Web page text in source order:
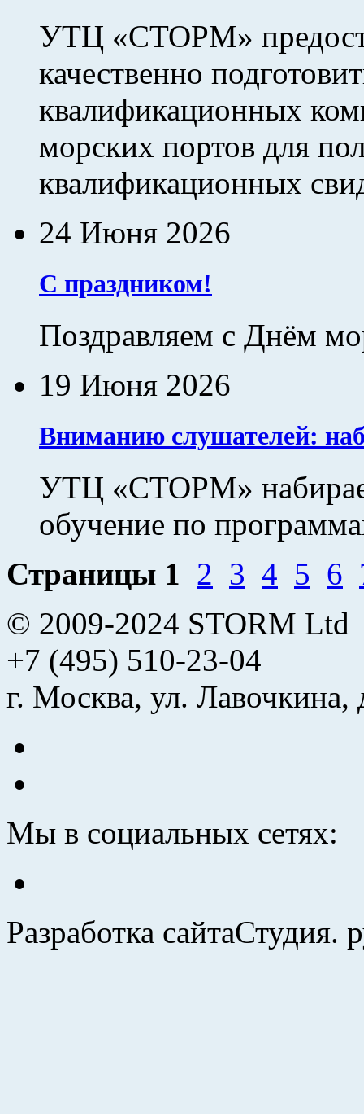
УТЦ «СТОРМ»
качественно
квалификационных
морских портов для
квалификационных
24 Июня 2026
С праздником!
Поздравляем с Днём
19 Июня 2026
Вниманию слушателей:
УТЦ «СТОРМ»
обучение по
Страницы 1 2 3 4 5 6
© 2009-2024 STORM Ltd
+7 (495) 510-23-04
г. Москва, ул.
Мы в социальных сетях:
Разработка сайтаСтудия.